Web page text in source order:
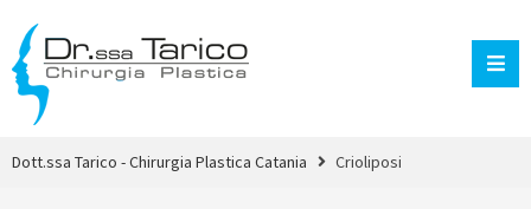
Dott.ssa Tarico - Chirurgia Plastica Catania Crioliposi